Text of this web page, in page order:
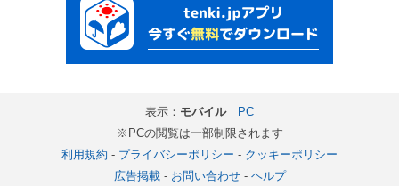
表示： モバイル｜ PC
※PCの閲覧は一部制限されます
利用規約 - プライバシーポリシー - クッキーポリシー
広告掲載- お問い合わせ- ヘルプ